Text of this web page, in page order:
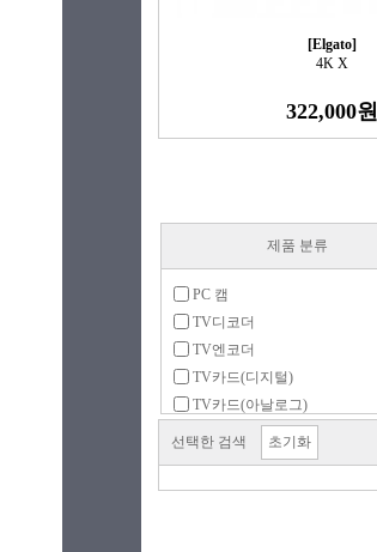
[Elgato]
4K X
322,000원
제품 분류
PC 캠
TV디코더
TV엔코더
TV카드(디지털)
TV카드(아날로그)
악세서리
영상편집장치
원격PC제어기
선택한 검색
초기화